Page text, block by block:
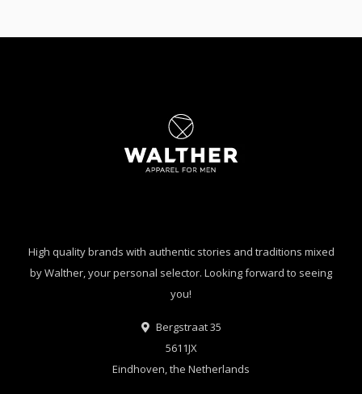
High quality brands with authentic stories and traditions mixed
by Walther, your personal selector. Looking forward to seeing
you!
Bergstraat 35
5611JX
Eindhoven, the Netherlands